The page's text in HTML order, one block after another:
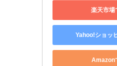
楽天市場
Yahoo!ショッ
Amazon